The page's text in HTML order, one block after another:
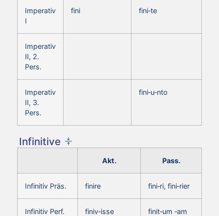
Imperativ
I
fini fini‑te
Imperativ
II, 2.
Pers.
Imperativ
II, 3.
Pers.
fini‑u‑nto
Infinitive
Akt. Pass.
Infinitiv Präs. finire fini‑ri, fini‑rier
Infinitiv Perf. finiv‑isse
finit‑um ‑am